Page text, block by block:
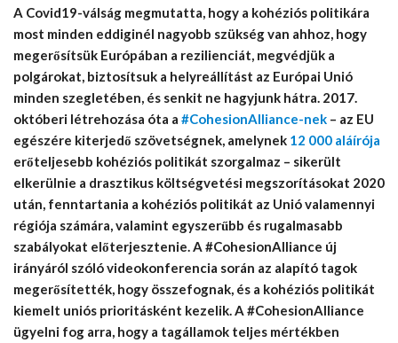
A Covid19-válság megmutatta, hogy a kohéziós politikára
most minden eddiginél nagyobb szükség van ahhoz, hogy
megerősítsük Európában a rezilienciát, megvédjük a
polgárokat, biztosítsuk a helyreállítást az Európai Unió
minden szegletében, és senkit ne hagyjunk hátra. 2017.
októberi létrehozása óta a #CohesionAlliance-nek – az EU
egészére kiterjedő szövetségnek, amelynek 12 000 aláírója
erőteljesebb kohéziós politikát szorgalmaz – sikerült
elkerülnie a drasztikus költségvetési megszorításokat 2020
után, fenntartania a kohéziós politikát az Unió valamennyi
régiója számára, valamint egyszerűbb és rugalmasabb
szabályokat előterjesztenie. A #CohesionAlliance új
irányáról szóló videokonferencia során az alapító tagok
megerősítették, hogy összefognak, és a kohéziós politikát
kiemelt uniós prioritásként kezelik. A #CohesionAlliance
ügyelni fog arra, hogy a tagállamok teljes mértékben